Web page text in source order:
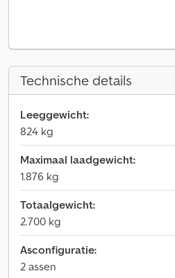
Technische details
Leeggewicht:
824 kg
Maximaal laadgewicht:
1.876 kg
Totaalgewicht:
2.700 kg
Asconfiguratie:
2 assen